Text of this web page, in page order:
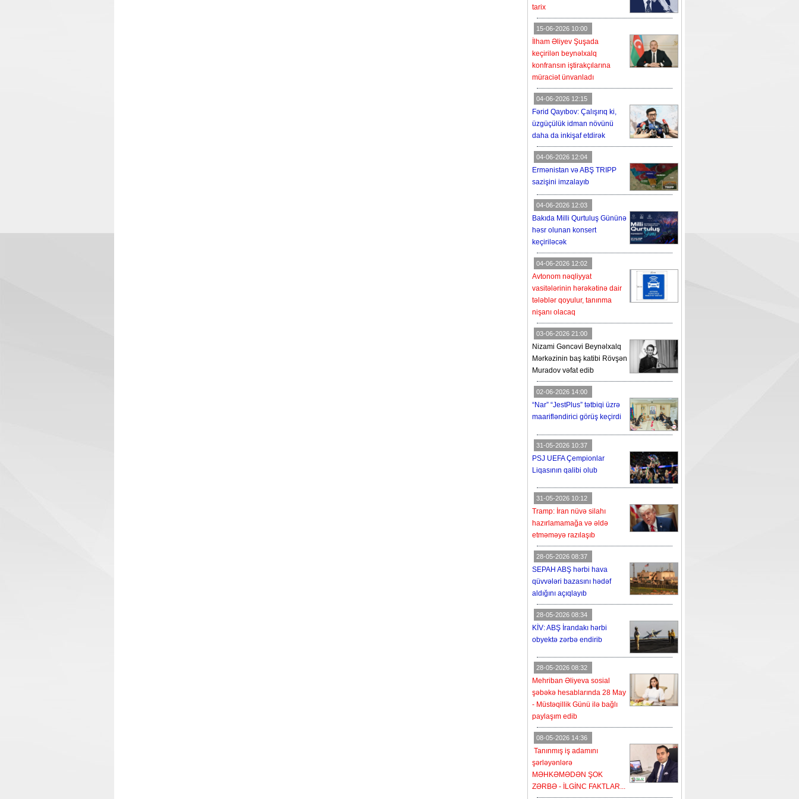
tarix
15-06-2026 10:00
İlham Əliyev Şuşada
keçirilən beynəlxalq
konfransın iştirakçılarına
müraciət ünvanladı
04-06-2026 12:15
Fərid Qayıbov: Çalışırıq ki,
üzgüçülük idman növünü
daha da inkişaf etdirək
04-06-2026 12:04
Ermənistan və ABŞ TRIPP
sazişini imzalayıb
04-06-2026 12:03
Bakıda Milli Qurtuluş Gününə
həsr olunan konsert
keçiriləcək
04-06-2026 12:02
Avtonom nəqliyyat
vasitələrinin hərəkətinə dair
tələblər qoyulur, tanınma
nişanı olacaq
03-06-2026 21:00
Nizami Gəncəvi Beynəlxalq
Mərkəzinin baş katibi Rövşən
Muradov vəfat edib
02-06-2026 14:00
“Nar” “JestPlus” tətbiqi üzrə
maarifləndirici görüş keçirdi
31-05-2026 10:37
PSJ UEFA Çempionlar
Liqasının qalibi olub
31-05-2026 10:12
Tramp: İran nüvə silahı
hazırlamamağa və əldə
etməməyə razılaşıb
28-05-2026 08:37
SEPAH ABŞ hərbi hava
qüvvələri bazasını hədəf
aldığını açıqlayıb
28-05-2026 08:34
KİV: ABŞ İrandakı hərbi
obyektə zərbə endirib
28-05-2026 08:32
Mehriban Əliyeva sosial
şəbəkə hesablarında 28 May
- Müstəqillik Günü ilə bağlı
paylaşım edib
08-05-2026 14:36
Tanınmış iş adamını
şərləyənlərə
MƏHKƏMƏDƏN ŞOK
ZƏRBƏ - İLGİNC FAKTLAR...